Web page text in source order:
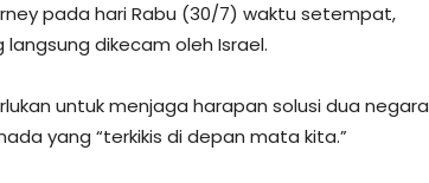
pada hari Rabu (30/7) waktu setempat,
dikecam oleh Israel.
untuk menjaga harapan solusi dua negara
yang “terkikis di depan mata kita.”